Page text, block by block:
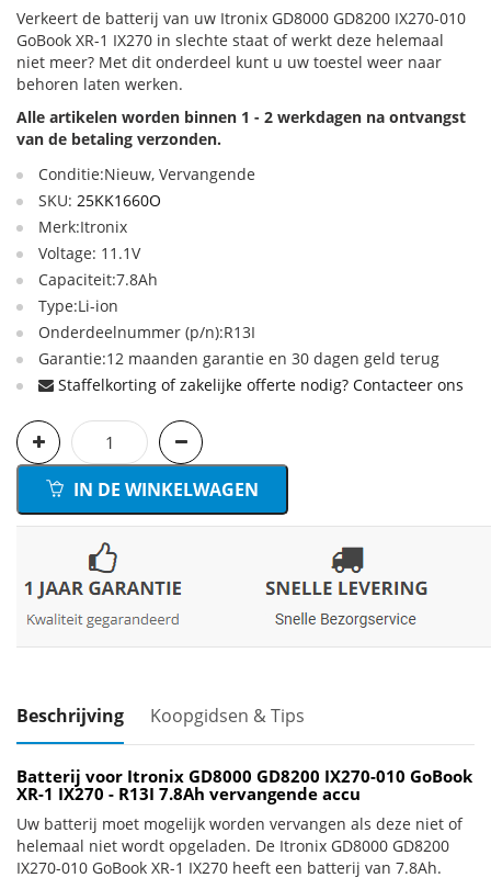
Verkeert de batterij van uw Itronix GD8000 GD8200 IX270-010
GoBook XR-1 IX270 in slechte staat of werkt deze helemaal
niet meer? Met dit onderdeel kunt u uw toestel weer naar
behoren laten werken.
Alle artikelen worden binnen 1 - 2 werkdagen na ontvangst
van de betaling verzonden.
Conditie:Nieuw, Vervangende
SKU: 25KK1660O
Merk:Itronix
Voltage: 11.1V
Capaciteit:7.8Ah
Type:Li-ion
Onderdeelnummer (p/n):R13I
Garantie:12 maanden garantie en 30 dagen geld terug
Staffelkorting of zakelijke offerte nodig? Contacteer ons
IN DE WINKELWAGEN
Beschrijving Koopgidsen & Tips
Batterij voor Itronix GD8000 GD8200 IX270-010 GoBook
XR-1 IX270 - R13I 7.8Ah vervangende accu
Uw batterij moet mogelijk worden vervangen als deze niet of
helemaal niet wordt opgeladen. De Itronix GD8000 GD8200
IX270-010 GoBook XR-1 IX270 heeft een batterij van 7.8Ah.